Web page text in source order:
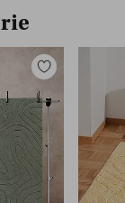
Toevoegen
favorieten